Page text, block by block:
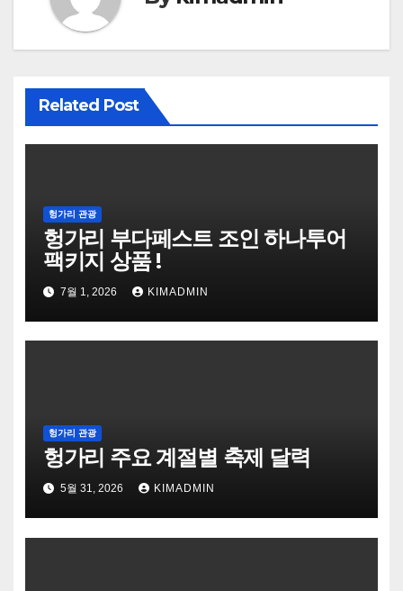
Related Post
헝가리 관광
헝가리 부다페스트 조인 하나투어
팩키지 상품 !
7월 1, 2026 KIMADMIN
헝가리 관광
헝가리 주요 계절별 축제 달력
5월 31, 2026 KIMADMIN